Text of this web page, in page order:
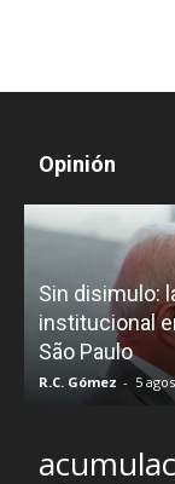
Opinión
Sin disimulo:
institucional
São Paulo
R.C. Gómez - 5